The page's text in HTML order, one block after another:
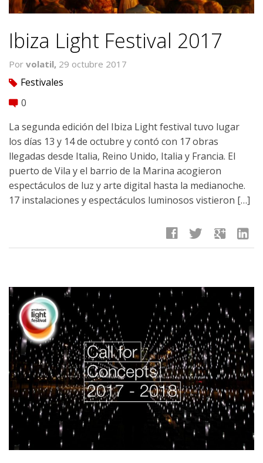
Ibiza Light Festival 2017
Por volatil, 29 octubre 2017
tag Festivales
comment 0
La segunda edición del Ibiza Light festival tuvo lugar
los días 13 y 14 de octubre y contó con 17 obras
llegadas desde Italia, Reino Unido, Italia y Francia. El
puerto de Vila y el barrio de la Marina acogieron
espectáculos de luz y arte digital hasta la medianoche.
17 instalaciones y espectáculos luminosos vistieron […]
facebook twitter google linkedin